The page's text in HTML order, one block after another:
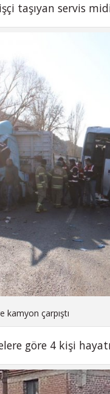
taşıyan servis
kamyon çarpıştı
göre 4 kişi